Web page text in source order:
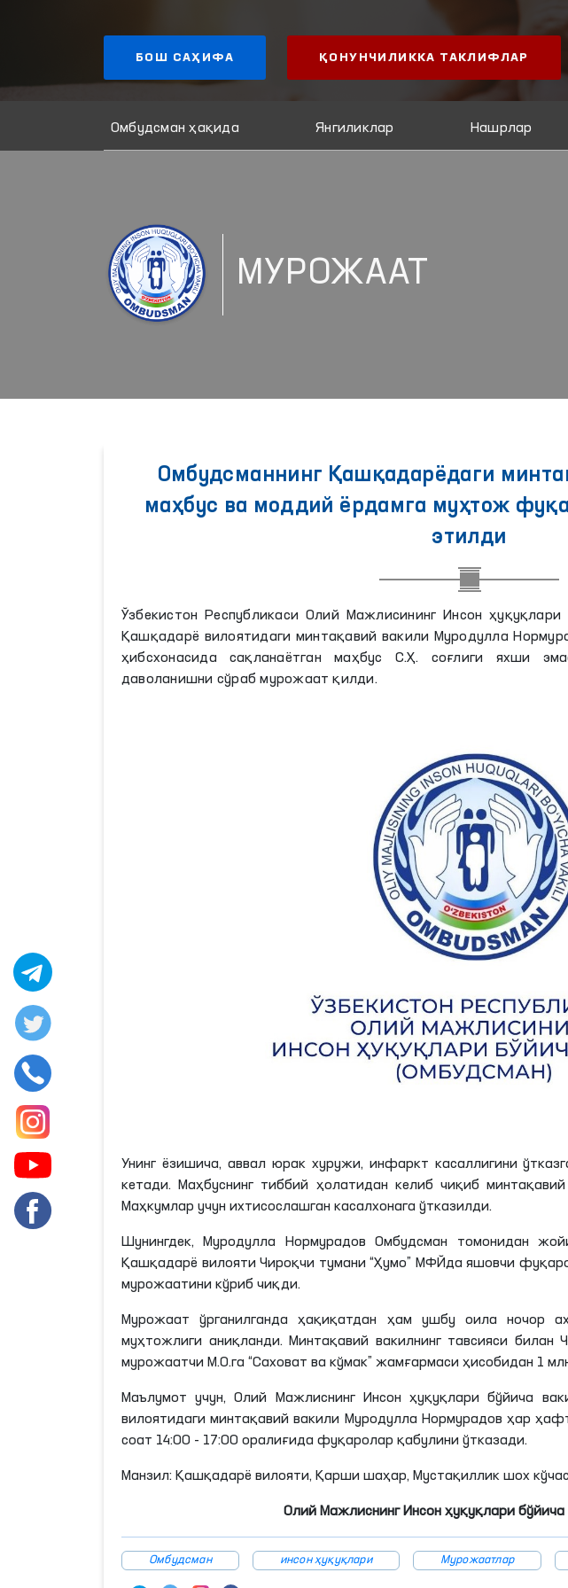
БОШ САҲИФА ҚОНУНЧИЛИККА ТАКЛИФЛАР
Омбудсман ҳақида Янгиликлар Нашрлар
МУРОЖААТ
Омбудсманнинг Қашқадарёдаги
маҳбус ва моддий ёрдамга муҳтож
этилди
Ўзбекистон Республикаси Олий Мажлисининг Инсон ҳуқуқлари
Қашқадарё вилоятидаги минтақавий вакили Муродулла
ҳибсхонасида сақланаётган маҳбус С.Ҳ. соғлиги яхши
даволанишни сўраб мурожаат қилди.
Унинг ёзишича, аввал юрак хуружи, инфаркт касаллигини
кетади. Маҳбуснинг тиббий ҳолатидан келиб чиқиб
Маҳкумлар учун ихтисослашган касалхонага ўтказилди.
Шунингдек, Муродулла Нормурадов Омбудсман томонидан
Қашқадарё вилояти Чироқчи тумани “Ҳумо” МФЙда яшовчи
мурожаатини кўриб чиқди.
Мурожаат ўрганилганда ҳақиқатдан ҳам ушбу оила ночор
муҳтожлиги аниқланди. Минтақавий вакилнинг тавсияси билан
мурожаатчи М.О.га “Саховат ва кўмак” жамғармаси ҳисобидан 1
Маълумот учун, Олий Мажлиснинг Инсон ҳуқуқлари бўйича
вилоятидаги минтақавий вакили Муродулла Нормурадов ҳар
соат 14:00 - 17:00 оралиғида фуқаролар қабулини ўтказади.
Манзил: Қашқадарё вилояти, Қарши шаҳар, Мустақиллик шох
Олий Мажлиснинг Инсон ҳуқуқлари
Омбудсман инсон ҳуқуқлари Мурожаатлар